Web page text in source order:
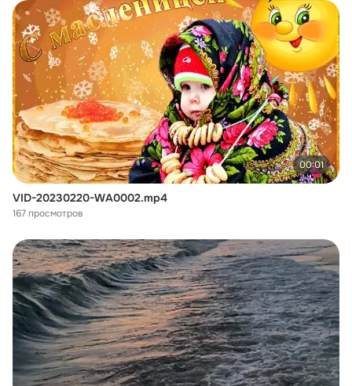
00:01
VID-20230220-WA0002.mp4
167 просмотров